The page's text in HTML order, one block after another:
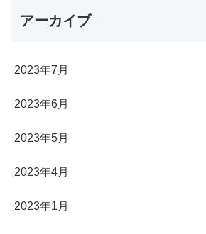
アーカイブ
2023年7月
2023年6月
2023年5月
2023年4月
2023年1月